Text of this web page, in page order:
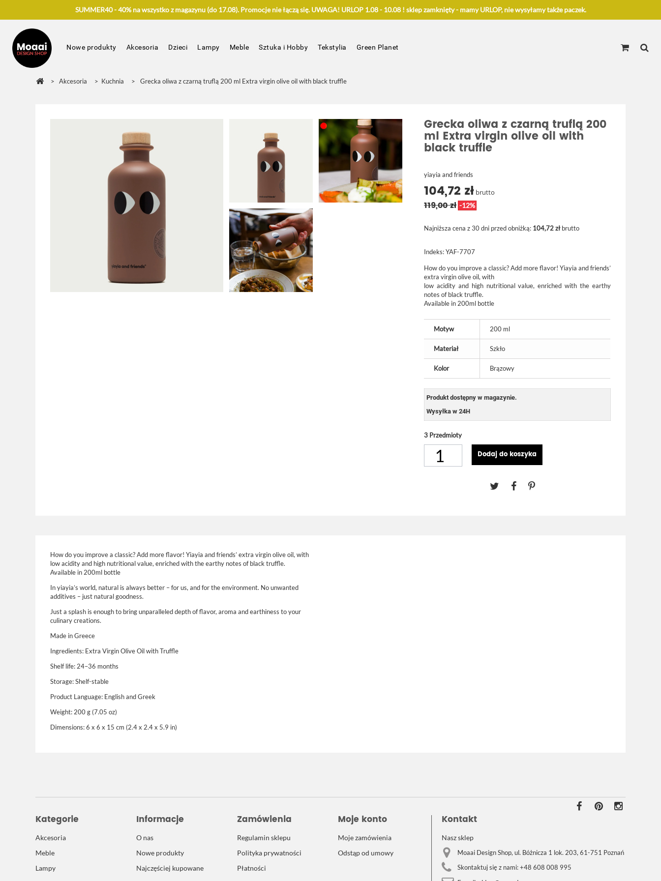
SUMMER40 - 40% na wszystko z magazynu (do 17.08). Promocje nie łączą się. UWAGA! URLOP 1.08 - 10.08 ! sklep zamknięty - mamy URLOP, nie wysyłamy także paczek.
Nowe produkty Akcesoria Dzieci Lampy Meble Sztuka i Hobby Tekstylia Green Planet
> Akcesoria > Kuchnia > Grecka oliwa z czarną truflą 200 ml Extra virgin olive oil with black truffle
Grecka oliwa z czarną truflą 200
ml Extra virgin olive oil with
black truffle
yiayia and friends
104,72 zł brutto
119,00 zł -12%
Najniższa cena z 30 dni przed obniżką: 104,72 złbrutto
Indeks:YAF-7707
How do you improve a classic? Add more flavor! Yiayia and friends’
extra virgin olive oil, with
low acidity and high nutritional value, enriched with the earthy
notes of black truffle.
Available in 200ml bottle
Motyw 200 ml
Materiał Szkło
Kolor Brązowy
Produkt dostępny w magazynie.
Wysyłka w 24H
3 Przedmioty
Dodaj do koszyka
How do you improve a classic? Add more flavor! Yiayia and friends’ extra virgin olive oil, with
low acidity and high nutritional value, enriched with the earthy notes of black truffle.
Available in 200ml bottle
In yiayia’s world, natural is always better – for us, and for the environment. No unwanted
additives – just natural goodness.
Just a splash is enough to bring unparalleled depth of flavor, aroma and earthiness to your
culinary creations.
Made in Greece
Ingredients: Extra Virgin Olive Oil with Truffle
Shelf life: 24–36 months
Storage: Shelf-stable
Product Language: English and Greek
Weight: 200 g (7.05 oz)
Dimensions: 6 x 6 x 15 cm (2.4 x 2.4 x 5.9 in)
Kategorie
Akcesoria
Meble
Lampy
Informacje
O nas
Nowe produkty
Najczęściej kupowane
Zamówienia
Regulamin sklepu
Polityka prywatności
Płatności
Moje konto
Moje zamówienia
Odstąp od umowy
Kontakt
Nasz sklep
Moaai Design Shop, ul. Bóżnicza 1 lok. 203, 61-751 Poznań
Skontaktuj się z nami:+48 608 008 995